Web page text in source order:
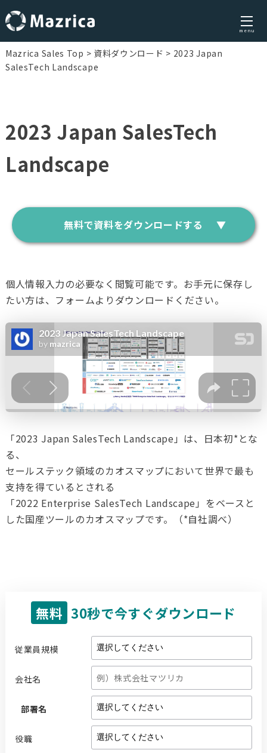
Skip
to
menu
Mazrica Sales Top 資料ダウンロード
2023 Japan
SalesTech Landscape
2023 Japan SalesTech
Landscape
無料で資料をダウンロードする
個人情報入力の必要なく閲覧可能です。お手元に保存し
たい方は、フォームよりダウンロードください。
「2023 Japan SalesTech Landscape」は、日本初*とな
る、
セールステック領域のカオスマップにおいて世界で最も
支持を得ているとされる
「2022 Enterprise SalesTech Landscape」をベースと
した国産ツールのカオスマップです。（*自社調べ）
無料 30秒で今すぐダウンロード
従業員規模
会社名
部署名
役職